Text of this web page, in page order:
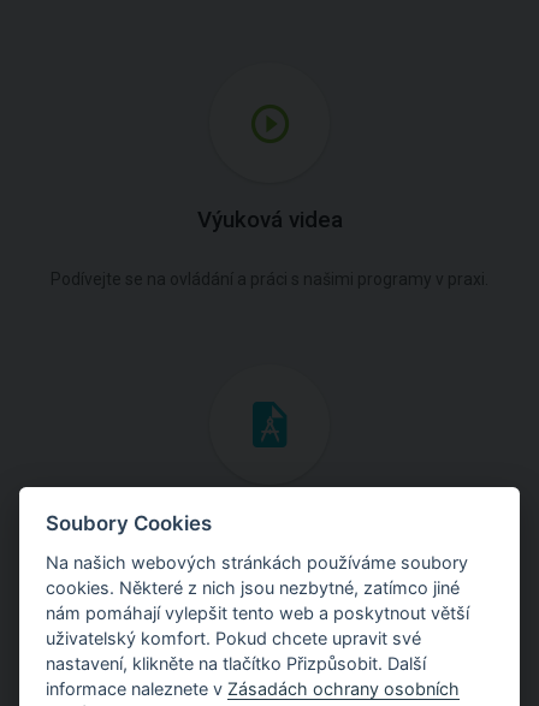
Výuková videa
Inženýrské manuály
Stáhněte si manuály s teoretickými i praktickými ukázkami
použití programů.
Soubory Cookies
Na našich webových stránkách používáme soubory
cookies. Některé z nich jsou nezbytné, zatímco jiné
nám pomáhají vylepšit tento web a poskytnout větší
uživatelský komfort. Pokud chcete upravit své
nastavení, klikněte na tlačítko Přizpůsobit. Další
informace naleznete v Zásadách ochrany osobních